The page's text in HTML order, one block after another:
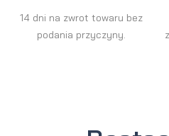
14 dni na zwrot towaru bez
podania przyczyny.